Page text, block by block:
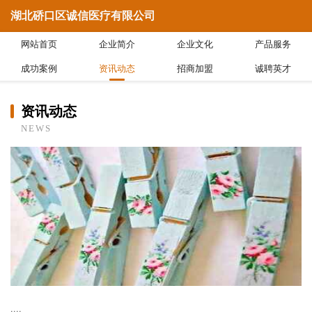
湖北硚口区诚信医疗有限公司
网站首页 企业简介 企业文化 产品服务
成功案例 资讯动态 招商加盟 诚聘英才
资讯动态
NEWS
....